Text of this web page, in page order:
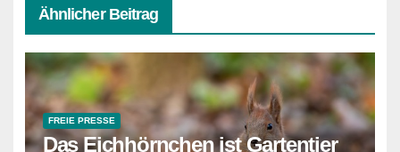
Ähnlicher Beitrag
FREIE PRESSE
Das Eichhörnchen ist Gartentier